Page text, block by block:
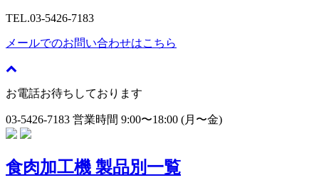
TEL.03-5426-7183
メールでのお問い合わせはこちら
お電話お待ちしております
03-5426-7183 営業時間 9:00〜18:00 (月〜金)
食肉加工機 製品別一覧